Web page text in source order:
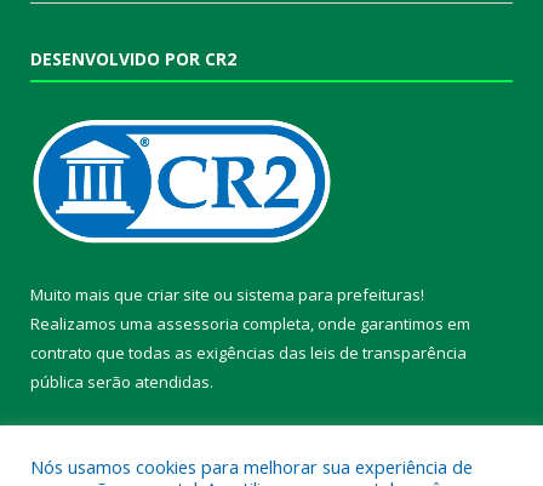
DESENVOLVIDO POR CR2
Muito mais que criar site ou sistema para prefeituras!
Realizamos uma assessoria completa, onde garantimos em
contrato que todas as exigências das leis de transparência
pública serão atendidas.
Nós usamos cookies para melhorar sua experiência de